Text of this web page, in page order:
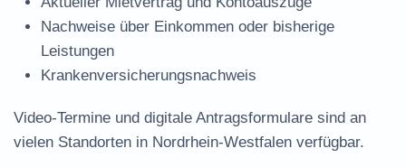
Nachweise über Einkommen oder bisherige
Leistungen
Krankenversicherungsnachweis
Video-Termine und digitale Antragsformulare sind an
vielen Standorten in Nordrhein-Westfalen verfügbar.